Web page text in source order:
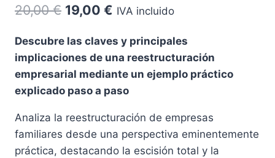
20,00€ El
original
era:
20,00 €.
19,00 € El
actual
es:
19,00 €.
IVA incluido
Descubre las claves y principales
implicaciones de una reestructuración
empresarial mediante un ejemplo práctico
explicado paso a paso
Analiza la reestructuración de empresas
familiares desde una perspectiva eminentemente
práctica, destacando la escisión total y la